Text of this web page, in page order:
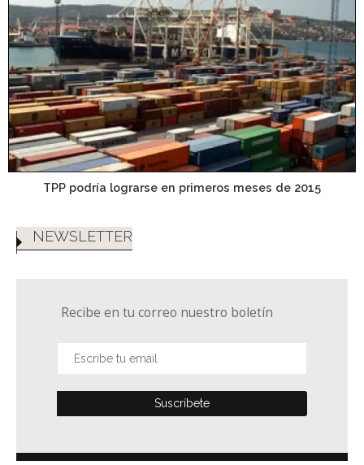
TPP podría lograrse en primeros meses de 2015
NEWSLETTER
Recibe en tu correo nuestro boletín